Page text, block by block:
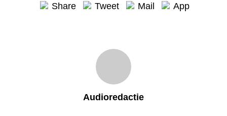
Share Tweet Mail App
Audioredactie